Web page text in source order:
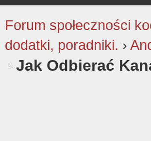
Forum społeczności
dodatki, poradniki. ›
Jak Odbierać